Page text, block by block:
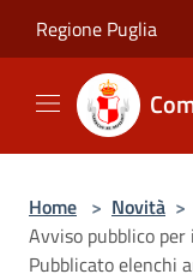
Regione Puglia
Home > Novità >
Avviso pubblico
Pubblicato elenchi